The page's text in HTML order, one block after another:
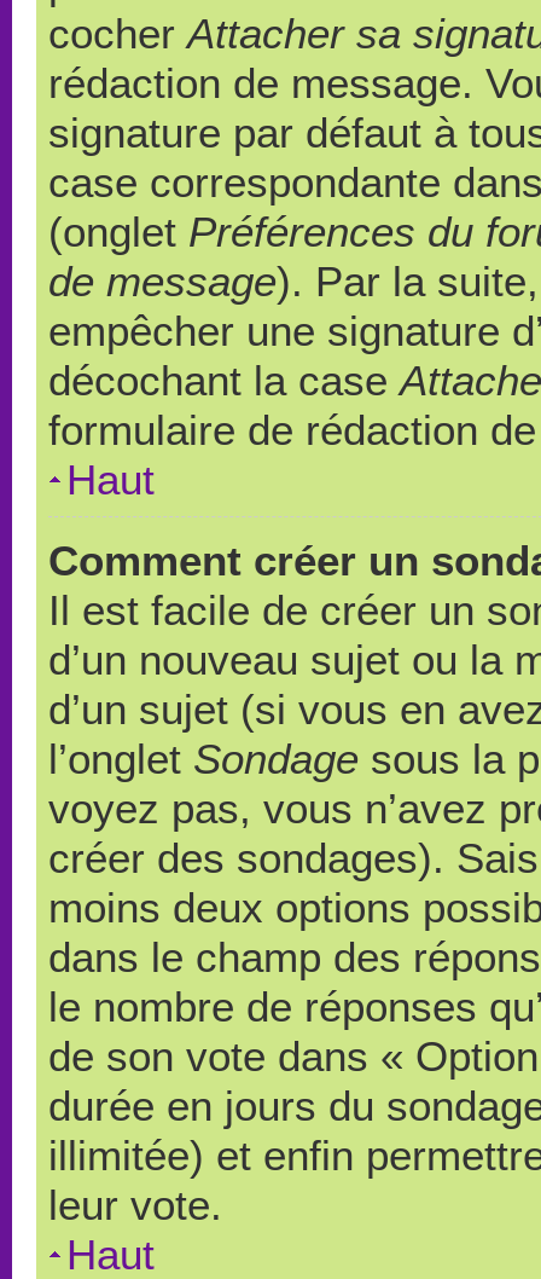
cocherAttacher sa
rédaction de message.
signature par défaut à
case correspondante
(onglet Préférences du
de message). Par la
empêcher une signature
décochant la case
formulaire de rédaction
Haut
Comment créer un
Il est facile de créer un
d’un nouveau sujet ou la
d’un sujet (si vous en
l’onglet Sondage sous la
voyez pas, vous n’avez
créer des sondages).
moins deux options
dans le champ des
le nombre de réponses
de son vote dans «
durée en jours du
illimitée) et enfin
leur vote.
Haut